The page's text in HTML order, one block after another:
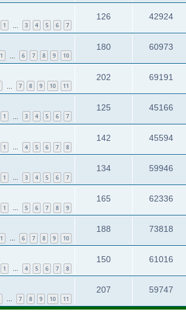
1 3 4 5 6 7
126 42924
1 6 7 8 9 10
180 60973
7 8 9 10 11
202 69191
1 3 4 5 6 7
125 45166
1 4 5 6 7 8
142 45594
1 … 3 4 5 6 7
134 59946
1 … 5 6 7 8 9
165 62336
1 … 6 7 8 9 10
188 73818
1 … 4 5 6 7 8
150 61016
… 7 8 9 10 11
207 59747